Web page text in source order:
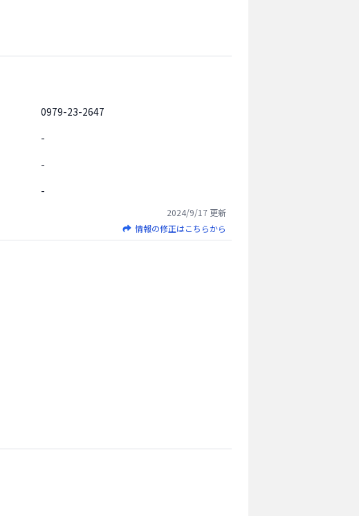
0979-23-2647
-
-
-
2024/9/17 更新
情報の修正はこちらから